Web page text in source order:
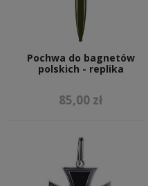
Pochwa do bagnetów
polskich - replika
85,00 zł